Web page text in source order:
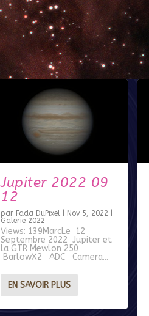
Jupiter 2022 09
12
par Fada DuPixel Nov 5, 2022
Galerie 2022
Views: 139MarcLe 12
Septembre 2022 Jupiter et
la GTR Mewlon 250
BarlowX2 ADC Camera...
EN SAVOIR PLUS